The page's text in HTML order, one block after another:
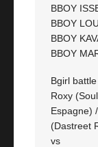
BBOY
BBOY
BBOY
BBOY
Bgirl
Roxy
Espagne)
(Dastreet
vs